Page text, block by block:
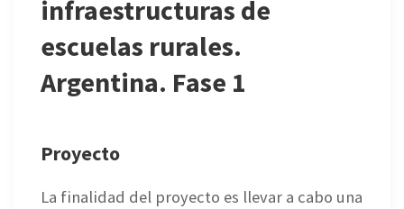
infraestructuras de
escuelas rurales.
Argentina. Fase 1
Proyecto
La finalidad del proyecto es llevar a cabo una